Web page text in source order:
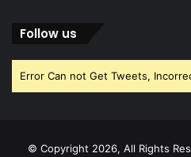
Follow us
Error Can not Get Tweets,
© Copyright 2026, All Rights